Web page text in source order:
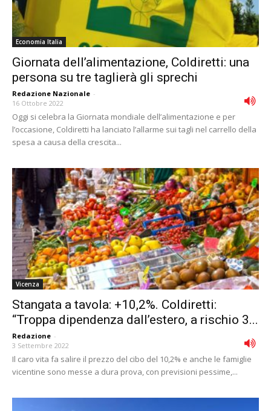
Economia Italia
Giornata dell’alimentazione, Coldiretti: una
persona su tre taglierà gli sprechi
Redazione Nazionale -
16 Ottobre 2022
Oggi si celebra la Giornata mondiale dell’alimentazione e per
l’occasione, Coldiretti ha lanciato l’allarme sui tagli nel carrello della
spesa a causa della crescita...
Vicenza
Stangata a tavola: +10,2%. Coldiretti:
“Troppa dipendenza dall’estero, a rischio 3...
Redazione -
3 Settembre 2022
Il caro vita fa salire il prezzo del cibo del 10,2% e anche le famiglie
vicentine sono messe a dura prova, con previsioni pessime,...